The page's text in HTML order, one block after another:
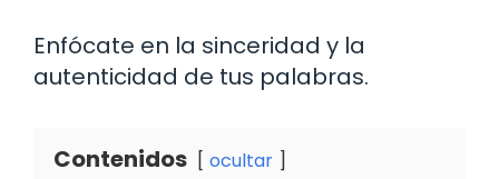
Enfócate en la sinceridad y la
autenticidad de tus palabras.
Contenidos ocultar